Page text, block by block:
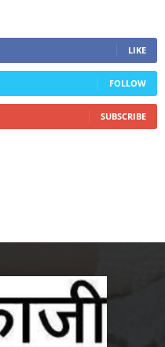
LIKE
FOLLOW
SUBSCRIBE